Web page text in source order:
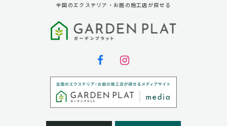
第三者への提供
弊社は法律で定められている場合を除いて、お客様の個
個人情報の取扱い業務の委託
弊社は事業運営上、お客様により良いサービスを提供す
るために業務の一部を外部に委託しており、業務委託先
全国のエクステリア・お庭の施工店が探せる